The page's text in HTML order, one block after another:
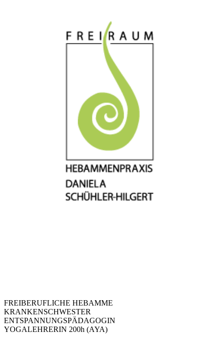
FREIBERUFLICHE HEBAMME
KRANKENSCHWESTER
ENTSPANNUNGSPÄDAGOGIN
YOGALEHRERIN 200h (AYA)